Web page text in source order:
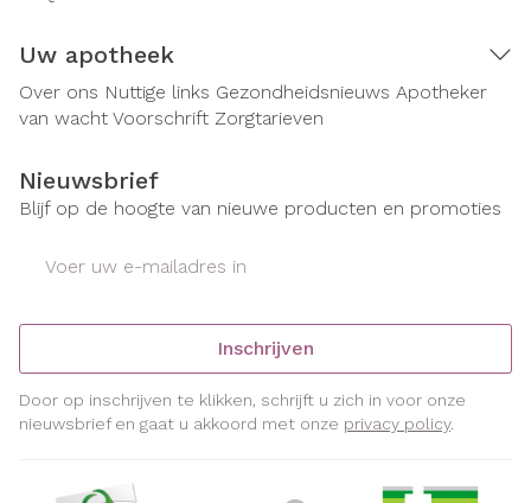
Uw apotheek
Over ons Nuttige links Gezondheidsnieuws Apotheker
van wacht Voorschrift Zorgtarieven
Nieuwsbrief
Blijf op de hoogte van nieuwe producten en promoties
Inschrijven
Door op inschrijven te klikken, schrijft u zich in voor onze
nieuwsbrief en gaat u akkoord met onze privacy policy.